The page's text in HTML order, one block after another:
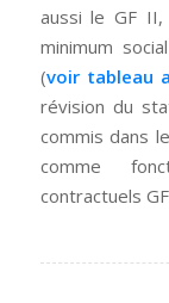
aussi le GF
minimum
(voir tableau
révision du
commis dans
comme
contractuels